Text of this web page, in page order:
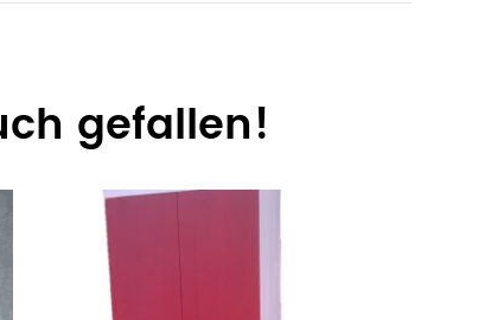
gefallen!